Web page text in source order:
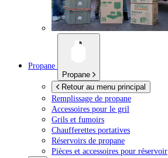
Propane
Propane
Retour au menu principal
Remplissage de propane
Accessoires pour le gril
Grils et fumoirs
Chaufferettes portatives
Réservoirs de propane
Pièces et accessoires pour réservoir